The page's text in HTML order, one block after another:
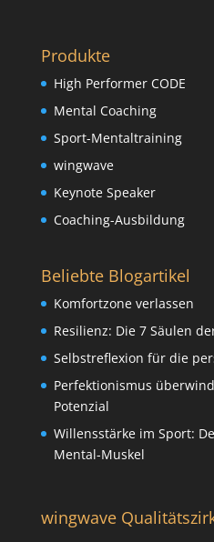
Produkte
High Performer CODE
Mental Coaching
Sport-Mentaltraining
wingwave
Keynote Speaker
Coaching-Ausbildung
Beliebte Blogartikel
Komfortzone verlassen
Resilienz: Die 7 Säulen
Selbstreflexion für die
Perfektionismus
Potenzial
Willensstärke im Sport:
Mental-Muskel
wingwave